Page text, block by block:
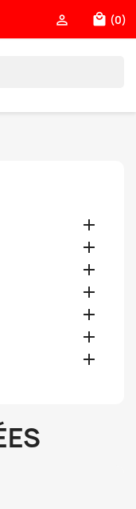
local_mall (0)







